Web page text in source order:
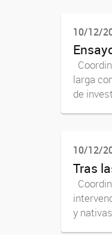
10/12/
larga
de
10/12/
Tras
y